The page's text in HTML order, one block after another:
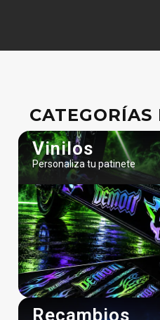
Vinilos
Personaliza tu patinete
Recambios